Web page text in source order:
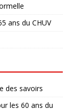
ans du CHUV
des savoirs
les 60 ans du